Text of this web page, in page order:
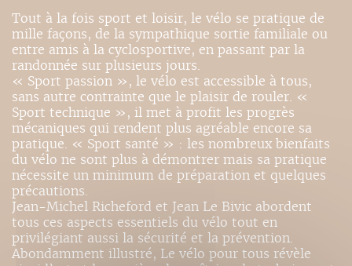
Tout à la fois sport et loisir, le vélo se pratique de
mille façons, de la sympathique sortie familiale ou
entre amis à la cyclosportive, en passant par la
randonnée sur plusieurs jours.
« Sport passion », le vélo est accessible à tous,
sans autre contrainte que le plaisir de rouler. «
Sport technique », il met à profit les progrès
mécaniques qui rendent plus agréable encore sa
pratique. « Sport santé » : les nombreux bienfaits
du vélo ne sont plus à démontrer mais sa pratique
nécessite un minimum de préparation et quelques
précautions.
Jean-Michel Richeford et Jean Le Bivic abordent
tous ces aspects essentiels du vélo tout en
privilégiant aussi la sécurité et la prévention.
Abondamment illustré, Le vélo pour tous révèle